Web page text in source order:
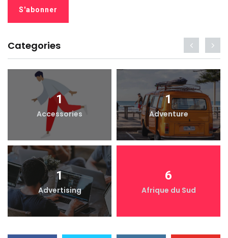
Categories
1
Accessories
1
Adventure
1
Advertising
6
Afrique du Sud